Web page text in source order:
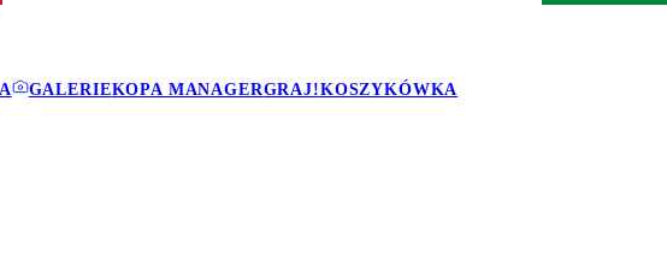
GALERIEKOPA MANAGERGRAJ!KOSZYKÓWKA